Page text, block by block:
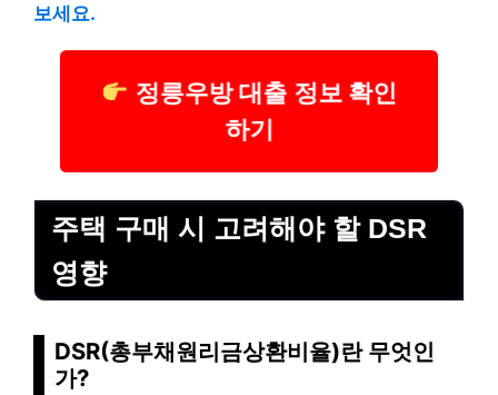
보세요.
정릉우방 대출 정보 확인
하기
주택 구매 시 고려해야 할 DSR
영향
DSR(총부채원리금상환비율)란 무엇인
가?